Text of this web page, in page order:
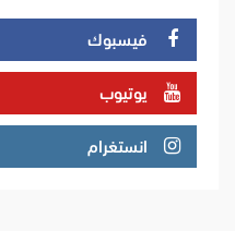
فيسبوك
يوتيوب
انستغرام